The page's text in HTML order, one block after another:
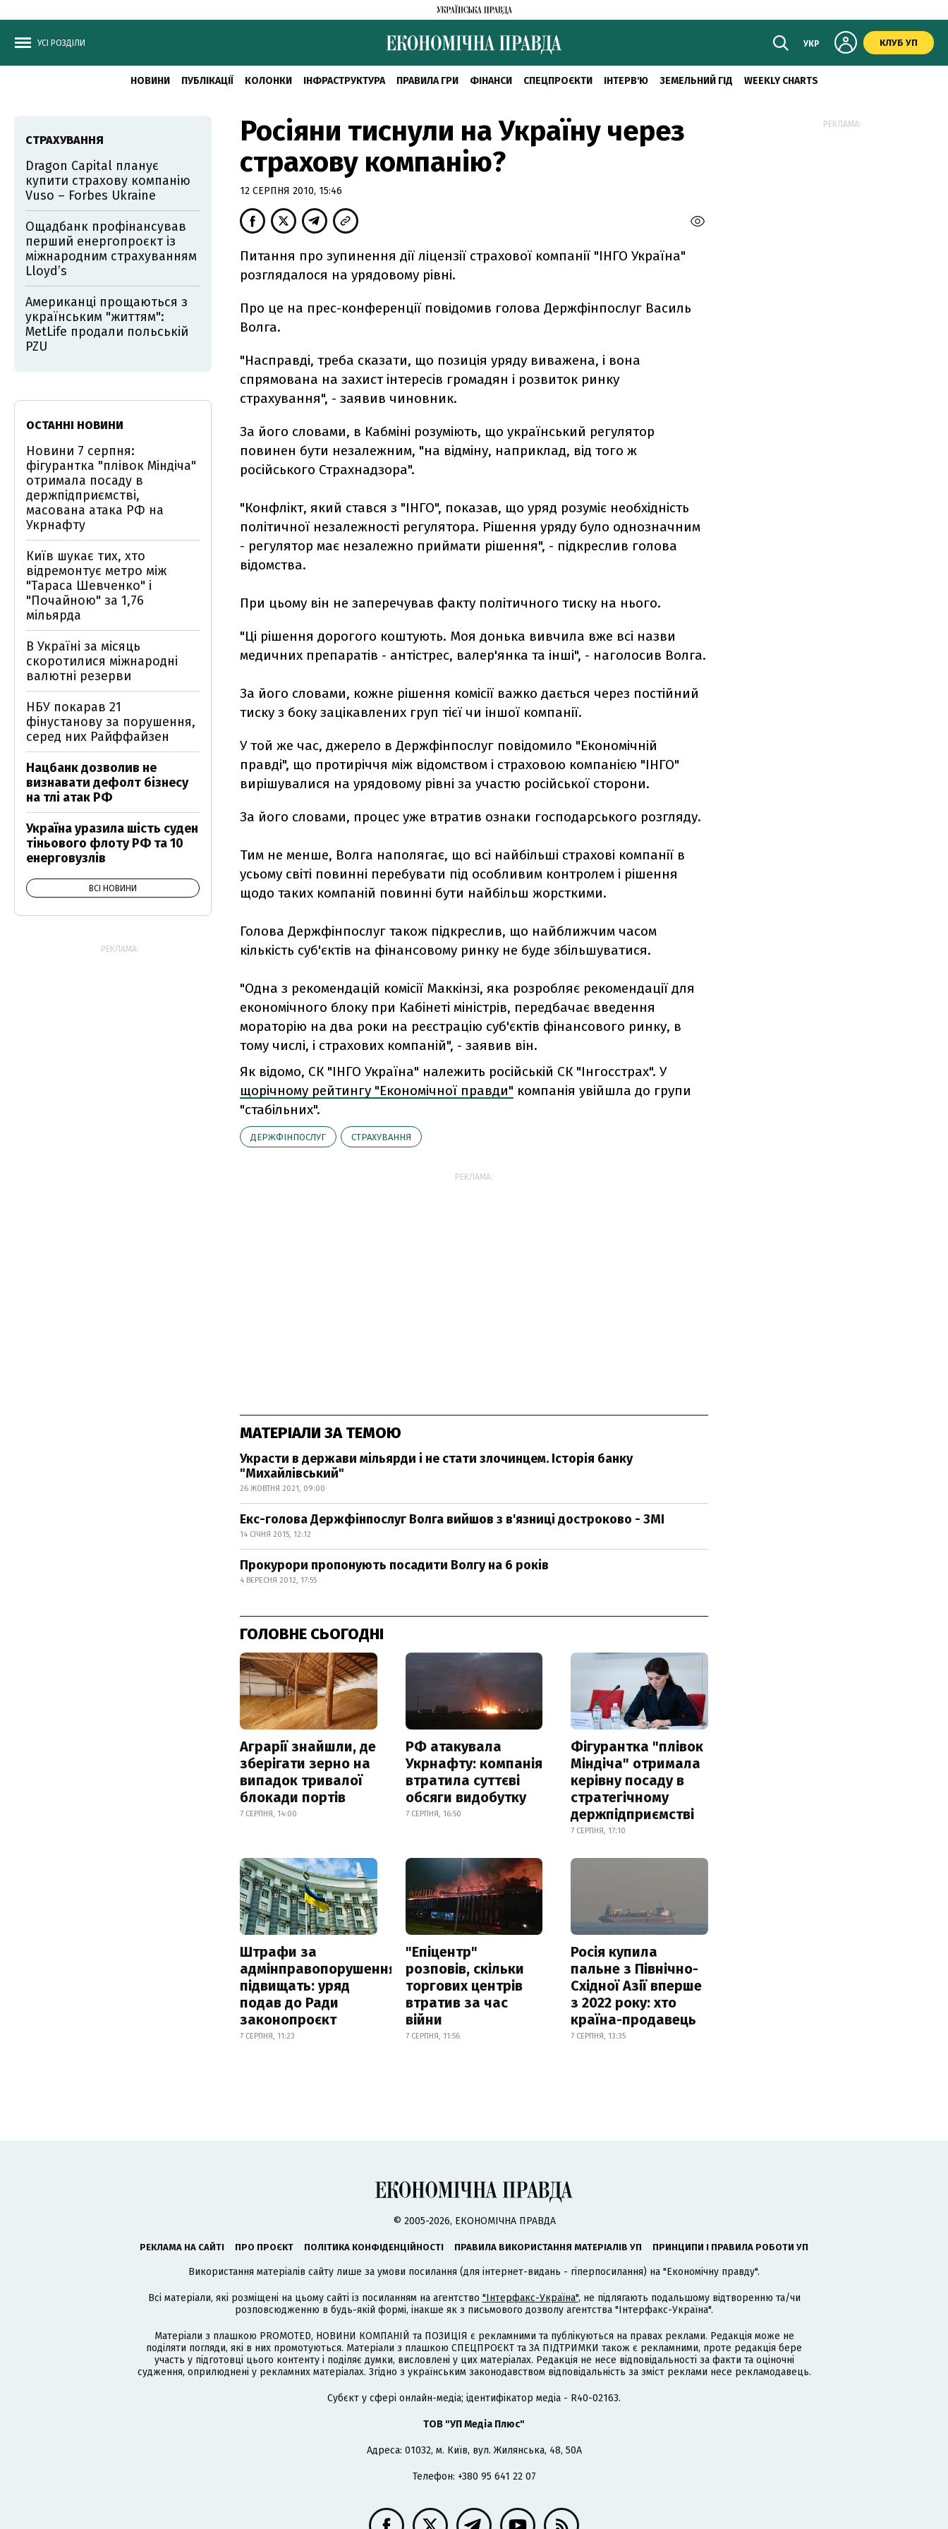
УСІ РОЗДІЛИ УКР КЛУБ УП
НОВИНИ ПУБЛІКАЦІЇ КОЛОНКИ ІНФРАСТРУКТУРА ПРАВИЛА ГРИ ФІНАНСИ СПЕЦПРОЄКТИ ІНТЕРВ'Ю ЗЕМЕЛЬНИЙ ГІД WEEKLY CHARTS
Росіяни тиснули на Україну через
страхову компанію?
12 СЕРПНЯ 2010, 15:46
Питання про зупинення дії ліцензії страхової компанії "ІНГО Україна"
розглядалося на урядовому рівні.
Про це на прес-конференції повідомив голова Держфінпослуг Василь
Волга.
"Насправді, треба сказати, що позиція уряду виважена, і вона
спрямована на захист інтересів громадян і розвиток ринку
страхування", - заявив чиновник.
За його словами, в Кабміні розуміють, що український регулятор
повинен бути незалежним, "на відміну, наприклад, від того ж
російського Страхнадзора".
"Конфлікт, який стався з "ІНГО", показав, що уряд розуміє необхідність
політичної незалежності регулятора. Рішення уряду було однозначним
- регулятор має незалежно приймати рішення", - підкреслив голова
відомства.
При цьому він не заперечував факту політичного тиску на нього.
"Ці рішення дорогого коштують. Моя донька вивчила вже всі назви
медичних препаратів - антістрес, валер'янка та інші", - наголосив Волга.
За його словами, кожне рішення комісії важко дається через постійний
тиску з боку зацікавлених груп тієї чи іншої компанії.
У той же час, джерело в Держфінпослуг повідомило "Економічній
правді", що протиріччя між відомством і страховою компанією "ІНГО"
вирішувалися на урядовому рівні за участю російської сторони.
За його словами, процес уже втратив ознаки господарського розгляду.
Тим не менше, Волга наполягає, що всі найбільші страхові компанії в
усьому світі повинні перебувати під особливим контролем і рішення
щодо таких компаній повинні бути найбільш жорсткими.
Голова Держфінпослуг також підкреслив, що найближчим часом
кількість суб'єктів на фінансовому ринку не буде збільшуватися.
"Одна з рекомендацій комісії Маккінзі, яка розробляє рекомендації для
економічного блоку при Кабінеті міністрів, передбачає введення
мораторію на два роки на реєстрацію суб'єктів фінансового ринку, в
тому числі, і страхових компаній", - заявив він.
Як відомо, СК "ІНГО Україна" належить російській СК "Інгосстрах". У
щорічному рейтингу "Економічної правди" компанія увійшла до групи
"стабільних".
ДЕРЖФІНПОСЛУГ СТРАХУВАННЯ
РЕКЛАМА:
МАТЕРІАЛИ ЗА ТЕМОЮ
Украсти в держави мільярди і не стати злочинцем. Історія банку
"Михайлівський"
26 ЖОВТНЯ 2021, 09:00
Екс-голова Держфінпослуг Волга вийшов з в'язниці достроково - ЗМІ
14 СІЧНЯ 2015, 12:12
Прокурори пропонують посадити Волгу на 6 років
4 ВЕРЕСНЯ 2012, 17:55
ГОЛОВНЕ СЬОГОДНІ
Аграрії знайшли, де
зберігати зерно на
випадок тривалої
блокади портів
7 СЕРПНЯ, 14:00
РФ атакувала
Укрнафту: компанія
втратила суттєві
обсяги видобутку
7 СЕРПНЯ, 16:50
Фігурантка "плівок
Міндіча" отримала
керівну посаду в
стратегічному
держпідприємстві
7 СЕРПНЯ, 17:10
Штрафи за
адмінправопорушення
підвищать: уряд
подав до Ради
законопроєкт
7 СЕРПНЯ, 11:23
"Епіцентр"
розповів, скільки
торгових центрів
втратив за час
війни
7 СЕРПНЯ, 11:56
Росія купила
пальне з Північно-
Східної Азії вперше
з 2022 року: хто
країна-продавець
7 СЕРПНЯ, 13:35
СТРАХУВАННЯ
Dragon Capital планує
купити страхову компанію
Vuso – Forbes Ukraine
Ощадбанк профінансував
перший енергопроєкт із
міжнародним страхуванням
Lloyd’s
Американці прощаються з
українським "життям":
MetLife продали польській
PZU
ОСТАННІ НОВИНИ
Новини 7 серпня:
фігурантка "плівок Міндіча"
отримала посаду в
держпідприємстві,
масована атака РФ на
Укрнафту
Київ шукає тих, хто
відремонтує метро між
"Тараса Шевченко" і
"Почайною" за 1,76
мільярда
В Україні за місяць
скоротилися міжнародні
валютні резерви
НБУ покарав 21
фінустанову за порушення,
серед них Райффайзен
Нацбанк дозволив не
визнавати дефолт бізнесу
на тлі атак РФ
Україна уразила шість суден
тіньового флоту РФ та 10
енерговузлів
ВСІ НОВИНИ
РЕКЛАМА:
РЕКЛАМА:
© 2005-2026, ЕКОНОМІЧНА ПРАВДА
РЕКЛАМА НА САЙТІ ПРО ПРОЄКТ ПОЛІТИКА КОНФІДЕНЦІЙНОСТІ ПРАВИЛА ВИКОРИСТАННЯ МАТЕРІАЛІВ УП ПРИНЦИПИ І ПРАВИЛА РОБОТИ УП
Використання матеріалів сайту лише за умови посилання (для інтернет-видань - гіперпосилання) на "Економічну правду".
Всі матеріали, які розміщені на цьому сайті із посиланням на агентство "Інтерфакс-Україна", не підлягають подальшому відтворенню та/чи
розповсюдженню в будь-якій формі, інакше як з письмового дозволу агентства "Інтерфакс-Україна".
Матеріали з плашкою PROMOTED, НОВИНИ КОМПАНІЙ та ПОЗИЦІЯ є рекламними та публікуються на правах реклами. Редакція може не
поділяти погляди, які в них промотуються. Матеріали з плашкою СПЕЦПРОЄКТ та ЗА ПІДТРИМКИ також є рекламними, проте редакція бере
участь у підготовці цього контенту і поділяє думки, висловлені у цих матеріалах. Редакція не несе відповідальності за факти та оціночні
судження, оприлюднені у рекламних матеріалах. Згідно з українським законодавством відповідальність за зміст реклами несе рекламодавець.
Cубєкт у сфері онлайн-медіа; ідентифікатор медіа - R40-02163.
ТОВ "УП Медіа Плюс"
Адреса: 01032, м. Київ, вул. Жилянська, 48, 50А
Телефон: +380 95 641 22 07